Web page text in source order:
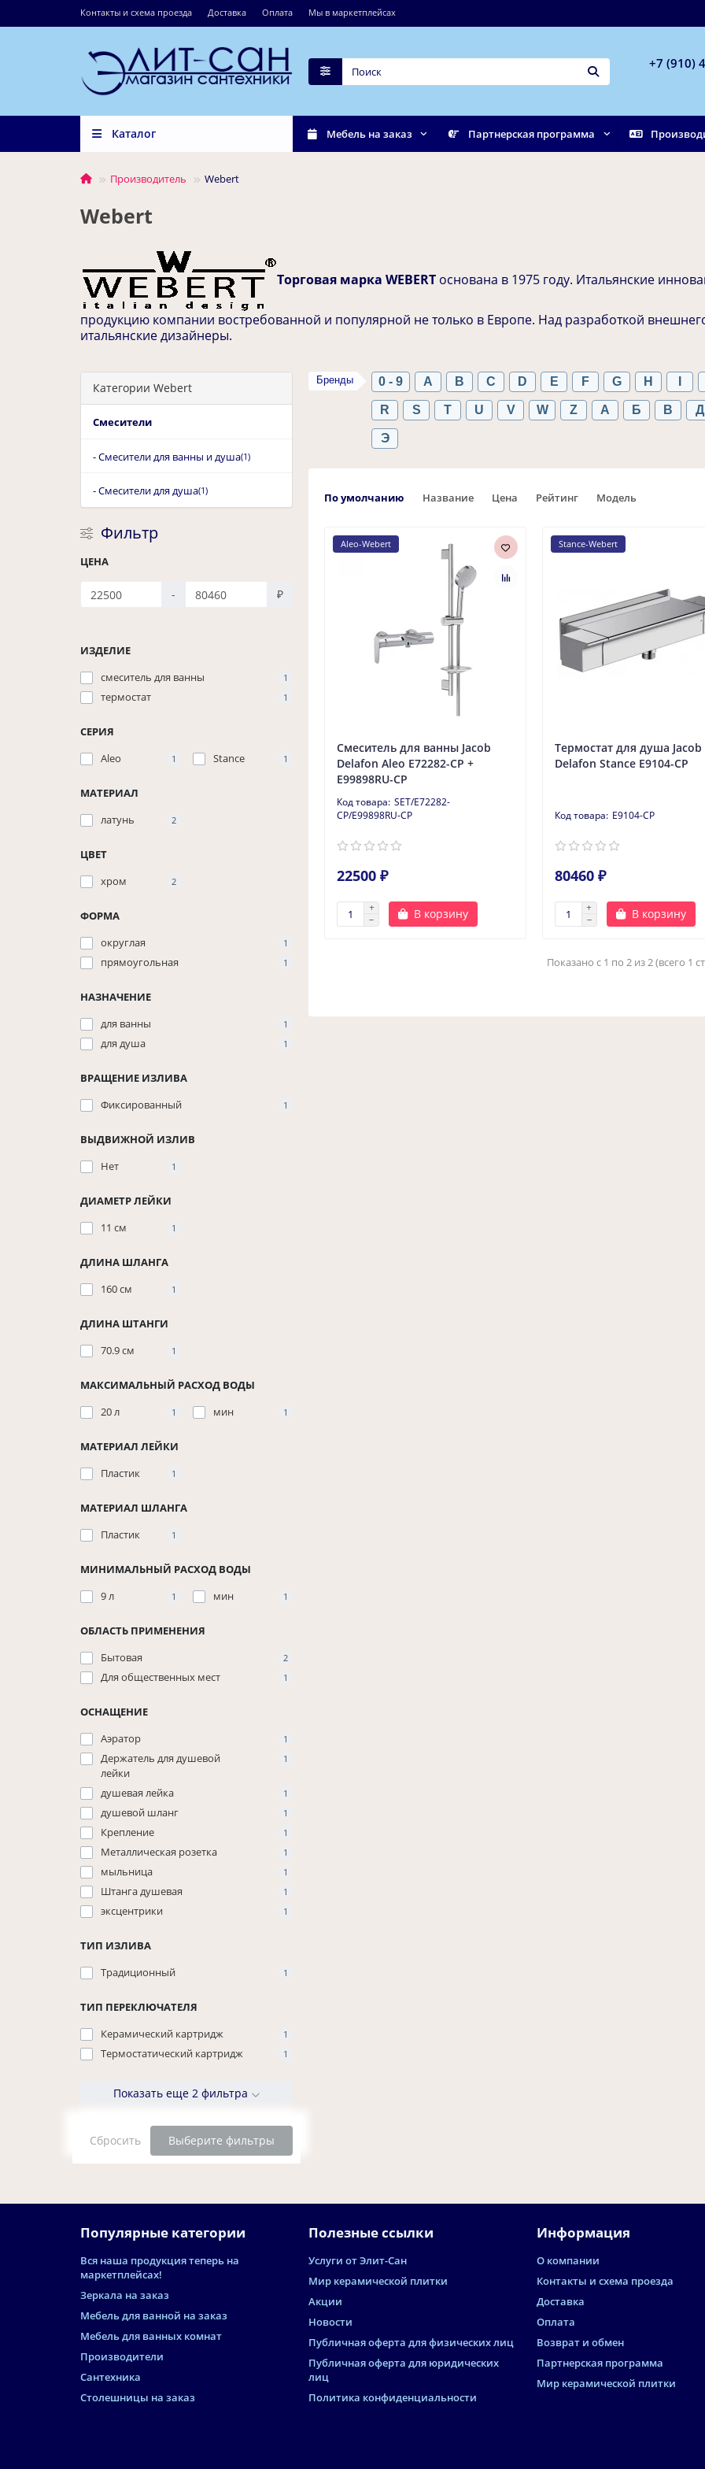
Контакты и схема проезда Доставка Оплата Мы в маркетплейсах
+7 (910)
Каталог Мебель на заказ Партнерская программа
Производитель Webert
Webert
Торговая марка WEBERT основана в 1975 году. Итальянские
продукцию компании востребованной и популярной не только в Европе. Над разработкой
итальянские дизайнеры.
Категории Webert
Смесители
- Смесители для ванны и душа(1)
- Смесители для душа(1)
Фильтр
ЦЕНА
- ₽
ИЗДЕЛИЕ
смеситель для ванны
1
термостат 1
СЕРИЯ
Aleo
1 Stance 1
МАТЕРИАЛ
латунь
2
ЦВЕТ
хром
2
ФОРМА
округлая
1
прямоугольная 1
НАЗНАЧЕНИЕ
для ванны
1
для душа 1
ВРАЩЕНИЕ ИЗЛИВА
Фиксированный
1
ВЫДВИЖНОЙ ИЗЛИВ
Нет
1
ДИАМЕТР ЛЕЙКИ
11 см
1
ДЛИНА ШЛАНГА
160 см
1
ДЛИНА ШТАНГИ
70.9 см
1
МАКСИМАЛЬНЫЙ РАСХОД ВОДЫ
20 л
1 мин 1
МАТЕРИАЛ ЛЕЙКИ
Пластик
1
МАТЕРИАЛ ШЛАНГА
Пластик
1
МИНИМАЛЬНЫЙ РАСХОД ВОДЫ
9 л
1 мин 1
ОБЛАСТЬ ПРИМЕНЕНИЯ
Бытовая
2
Для общественных мест 1
ОСНАЩЕНИЕ
Аэратор
1
Держатель для душевой
лейки
1
душевая лейка 1
душевой шланг 1
Крепление 1
Металлическая розетка 1
мыльница 1
Штанга душевая 1
эксцентрики 1
ТИП ИЗЛИВА
Традиционный
1
ТИП ПЕРЕКЛЮЧАТЕЛЯ
Керамический картридж
1
Термостатический картридж 1
Показать еще 2 фильтра
Сбросить Выберите фильтры
Бренды 0 - 9 A B C D E F G H
R S T U V W Z А Б В Д
Э
По умолчанию Название Цена Рейтинг Модель
Aleo-Webert
Смеситель для ванны Jacob
Delafon Aleo E72282-CP +
E99898RU-CP
SET/E72282-
CP/E99898RU-CP
22500 ₽
В корзину
Stance-Webert
Термостат для душа Jacob
Delafon Stance E9104-CP
E9104-CP
80460 ₽
В корзину
Показано с 1 по 2 из 2 (всего 1
Популярные категории
Вся наша продукция теперь на
маркетплейсах!
Зеркала на заказ
Мебель для ванной на заказ
Мебель для ванных комнат
Производители
Сантехника
Столешницы на заказ
Полезные ссылки
Услуги от Элит-Сан
Мир керамической плитки
Акции
Новости
Публичная оферта для физических лиц
Публичная оферта для юридических
лиц
Политика конфиденциальности
Информация
О компании
Контакты и схема проезда
Доставка
Оплата
Возврат и обмен
Партнерская программа
Мир керамической плитки